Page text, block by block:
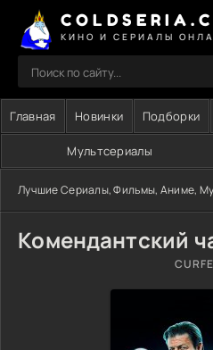
Главная Новинки Подборки
Мультсериалы
Лучшие Сериалы, Фильмы, Аниме,
Комендантский